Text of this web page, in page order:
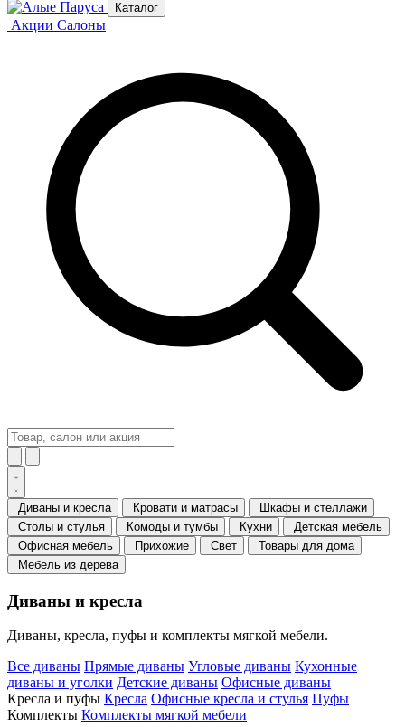
Каталог
Акции Салоны
Диваны и кресла Кровати и матрасы
Шкафы и стеллажи
Столы и стулья
Комоды и тумбы Кухни
Детская мебель
Офисная мебель
Прихожие Свет
Товары для дома
Мебель из дерева
Диваны и кресла
Диваны, кресла, пуфы и комплекты мягкой мебели.
Все диваны Прямые диваны Угловые диваны Кухонные
диваны и уголки Детские диваны Офисные диваны
Кресла и пуфы Кресла Офисные кресла и стулья Пуфы
Комплекты Комплекты мягкой мебели